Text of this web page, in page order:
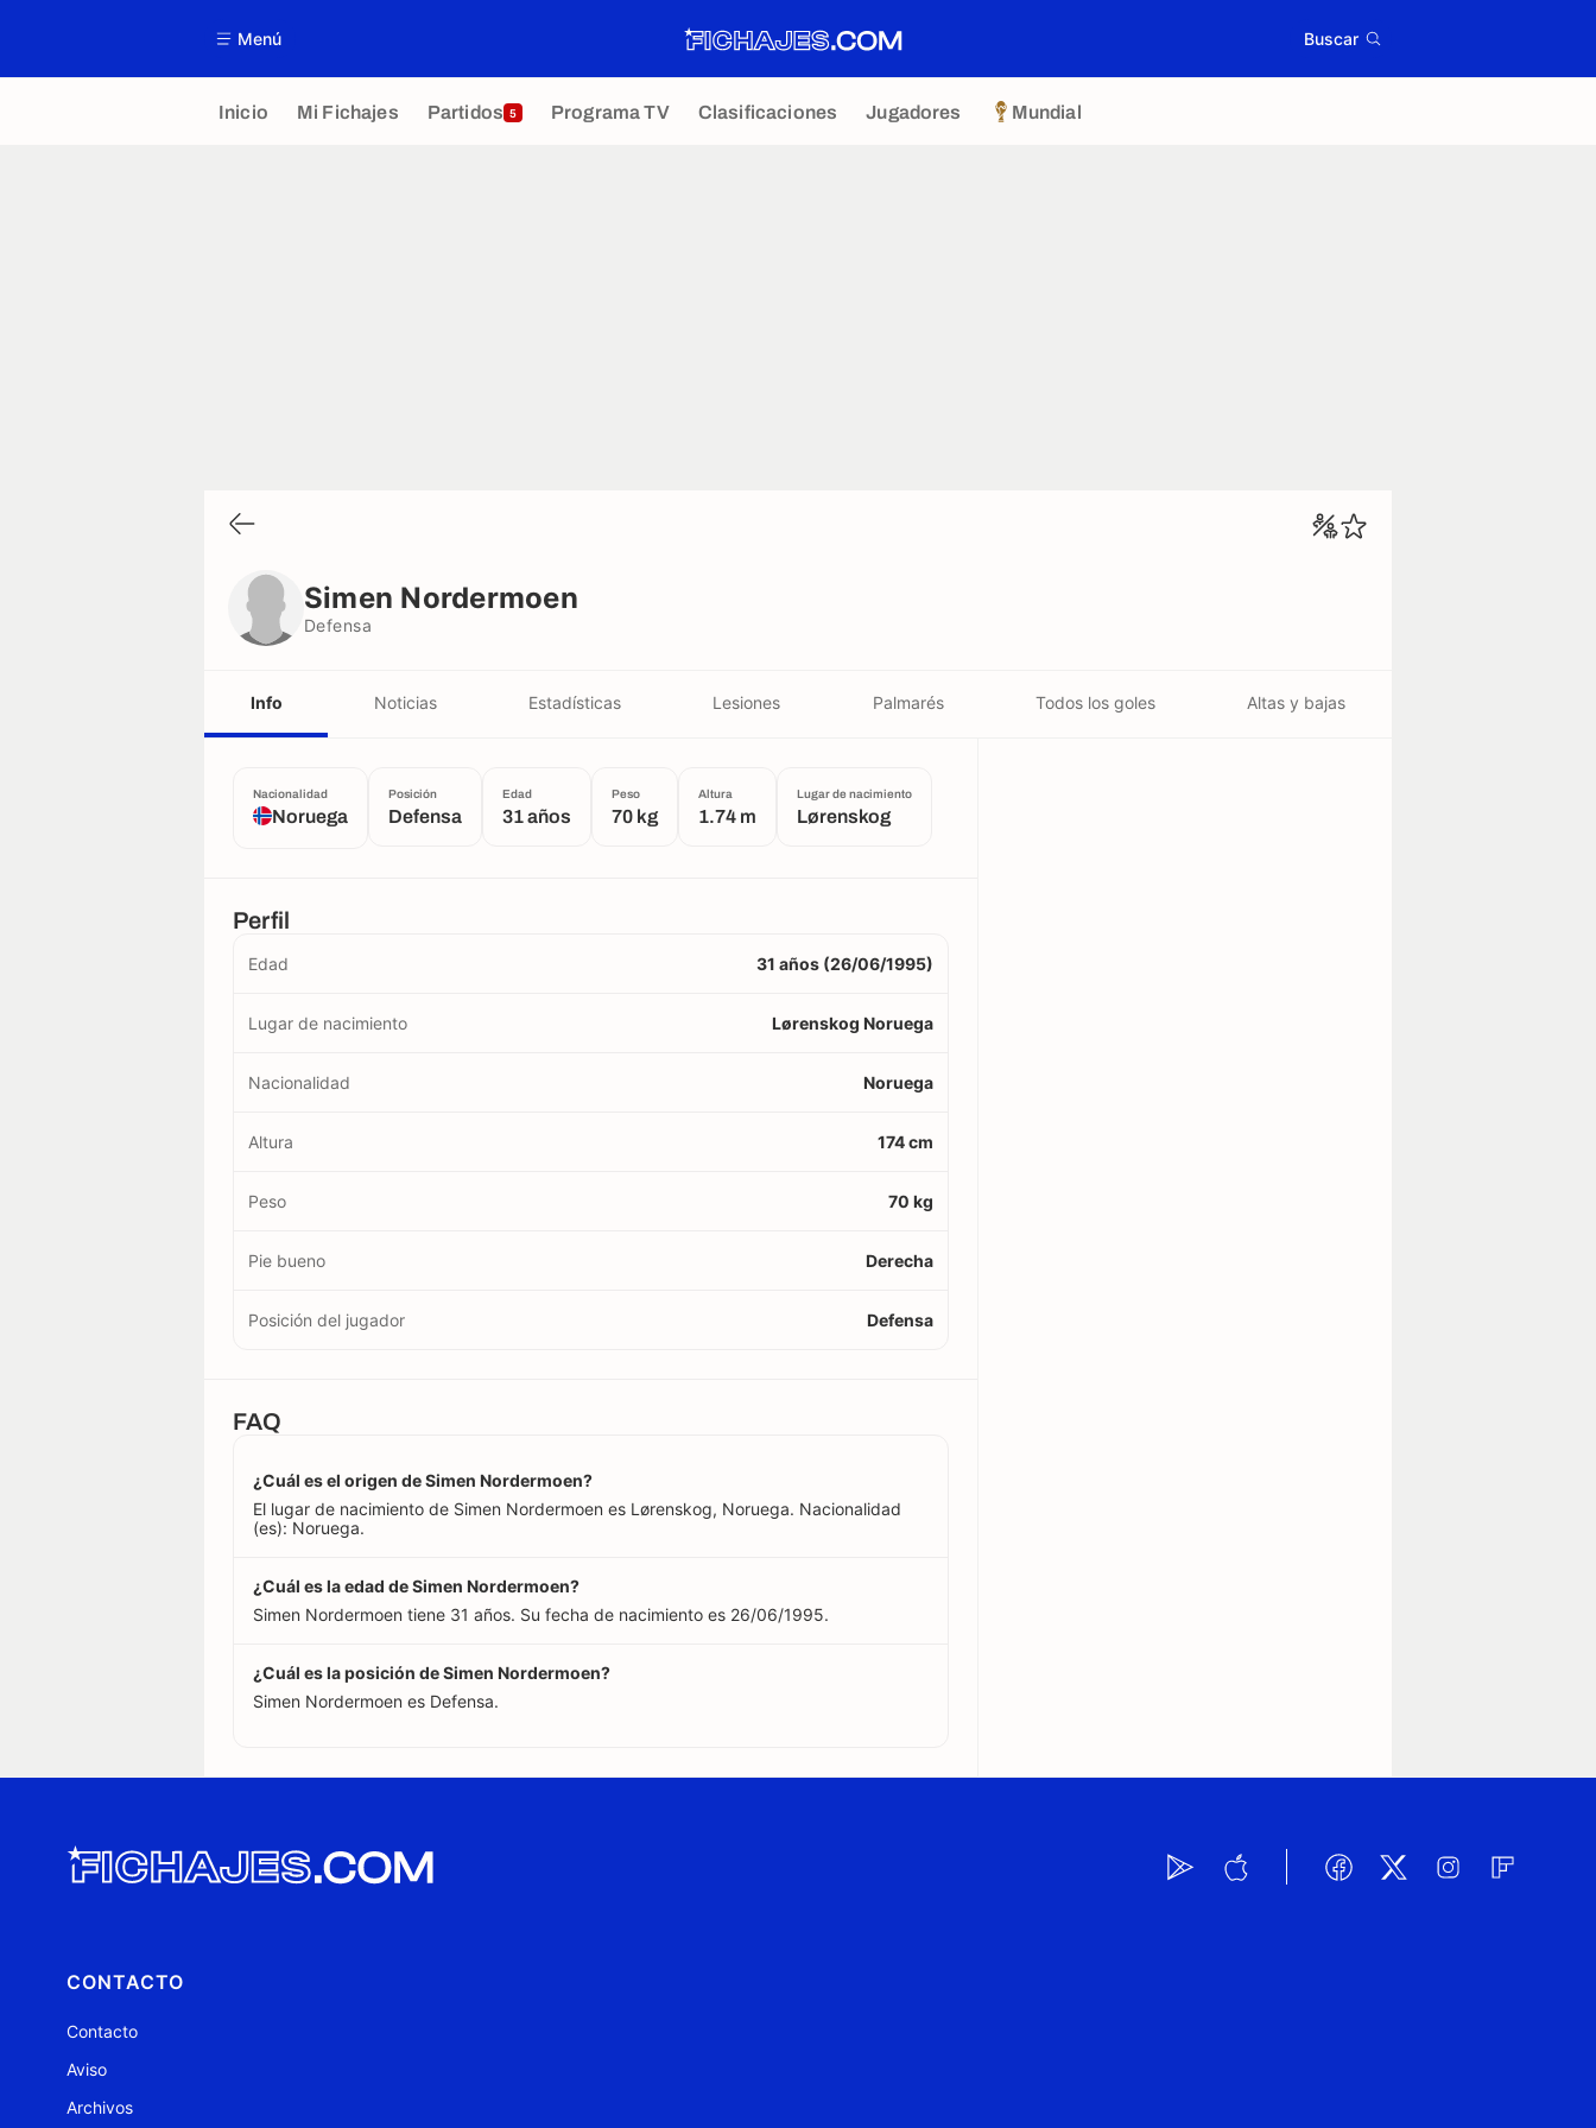
Menú Buscar
Inicio Mi Fichajes Partidos 5 Programa TV Clasificaciones Jugadores Mundial
Simen Nordermoen
Defensa
Info Noticias Estadísticas Lesiones Palmarés Todos los goles Altas y bajas
Nacionalidad
Noruega
Posición
Defensa
Edad
31 años
Peso
70 kg
Altura
1.74 m
Lugar de nacimiento
Lørenskog
Perfil
Edad 31 años (26/06/1995)
Lugar de nacimiento Lørenskog Noruega
Nacionalidad Noruega
Altura 174 cm
Peso 70 kg
Pie bueno Derecha
Posición del jugador Defensa
FAQ
¿Cuál es el origen de Simen Nordermoen?
El lugar de nacimiento de Simen Nordermoen es Lørenskog, Noruega. Nacionalidad
(es): Noruega.
¿Cuál es la edad de Simen Nordermoen?
Simen Nordermoen tiene 31 años. Su fecha de nacimiento es 26/06/1995.
¿Cuál es la posición de Simen Nordermoen?
Simen Nordermoen es Defensa.
CONTACTO
Contacto
Aviso
Archivos